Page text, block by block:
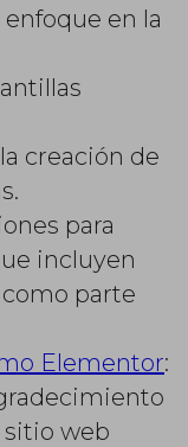
en la
creación de
para
incluyen
parte
Elementor:
sitio web